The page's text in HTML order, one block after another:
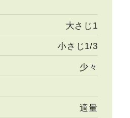
大さじ1
小さじ1/3
少々
適量